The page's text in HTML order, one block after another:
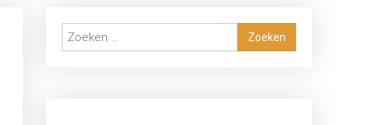
Zoeken
naar: